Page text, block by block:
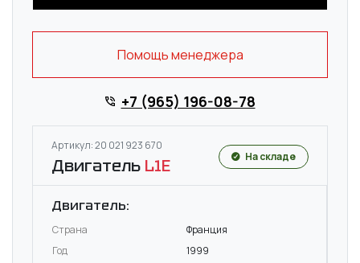
Помощь менеджера
+7 (965) 196-08-78
Артикул: 20 021 923 670
Двигатель L1E На складе
Двигатель:
Страна
Франция
Год
1999